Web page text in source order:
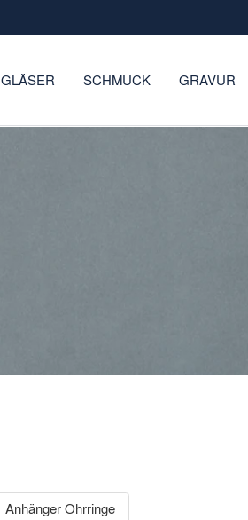
GLÄSER SCHMUCK GRAVUR
Anhänger Ohrringe